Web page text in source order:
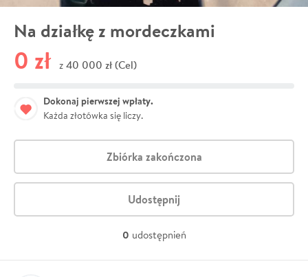
Na działkę z mordeczkami
0 zł z 40 000 zł (Cel)
Dokonaj pierwszej wpłaty.
Każda złotówka się liczy.
Zbiórka zakończona
Udostępnij
0 udostępnień